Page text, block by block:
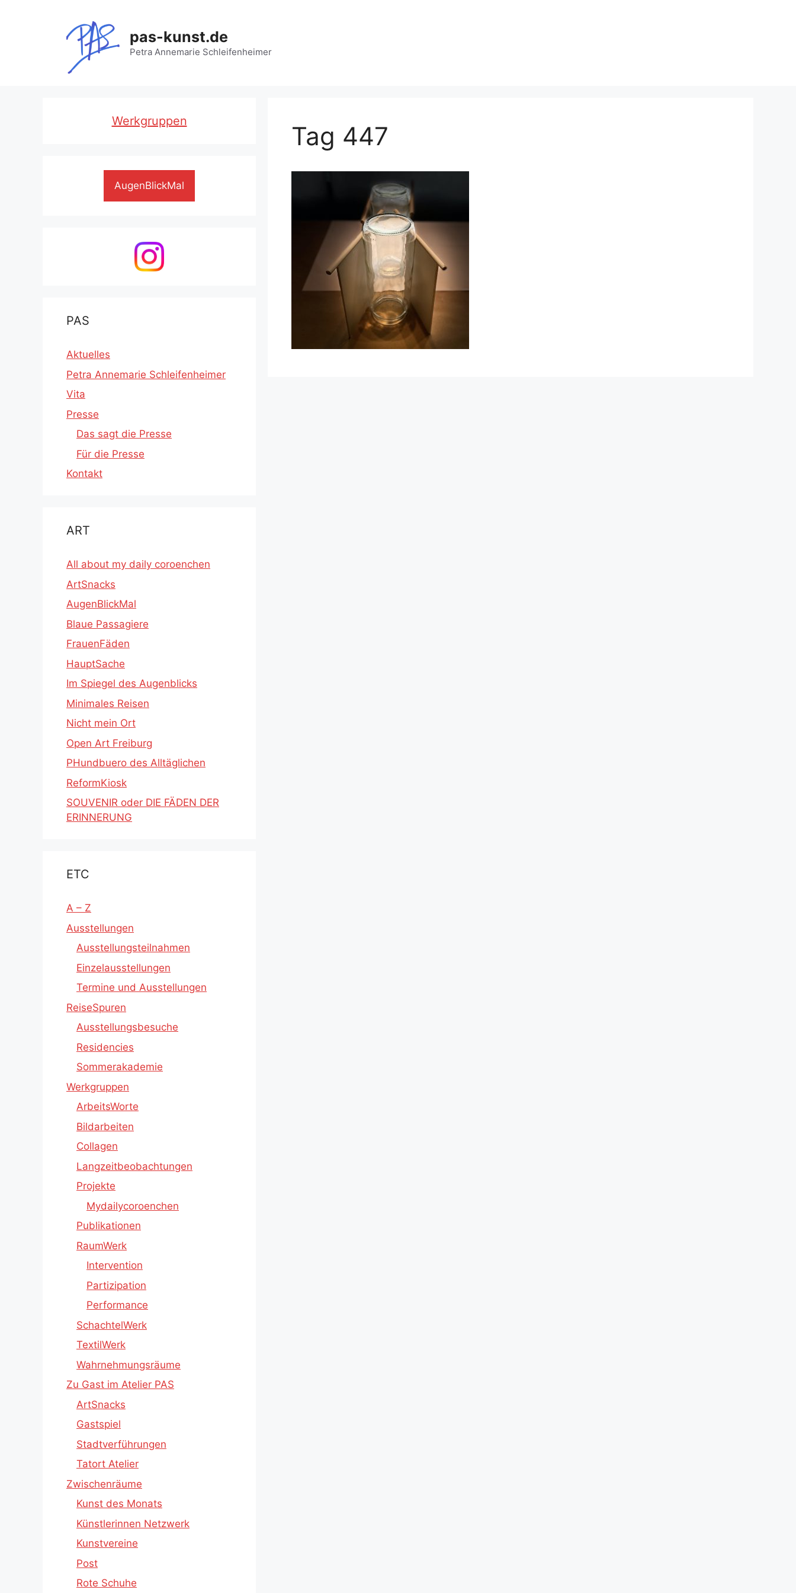
pas-kunst.de
Petra Annemarie Schleifenheimer
Tag 447
Werkgruppen
AugenBlickMal
PAS
Aktuelles
Petra Annemarie Schleifenheimer
Vita
Presse
Das sagt die Presse
Für die Presse
Kontakt
ART
All about my daily coroenchen
ArtSnacks
AugenBlickMal
Blaue Passagiere
FrauenFäden
HauptSache
Im Spiegel des Augenblicks
Minimales Reisen
Nicht mein Ort
Open Art Freiburg
PHundbuero des Alltäglichen
ReformKiosk
SOUVENIR oder DIE FÄDEN DER
ERINNERUNG
ETC
A – Z
Ausstellungen
Ausstellungsteilnahmen
Einzelausstellungen
Termine und Ausstellungen
ReiseSpuren
Ausstellungsbesuche
Residencies
Sommerakademie
Werkgruppen
ArbeitsWorte
Bildarbeiten
Collagen
Langzeitbeobachtungen
Projekte
Mydailycoroenchen
Publikationen
RaumWerk
Intervention
Partizipation
Performance
SchachtelWerk
TextilWerk
Wahrnehmungsräume
Zu Gast im Atelier PAS
ArtSnacks
Gastspiel
Stadtverführungen
Tatort Atelier
Zwischenräume
Kunst des Monats
Künstlerinnen Netzwerk
Kunstvereine
Post
Rote Schuhe